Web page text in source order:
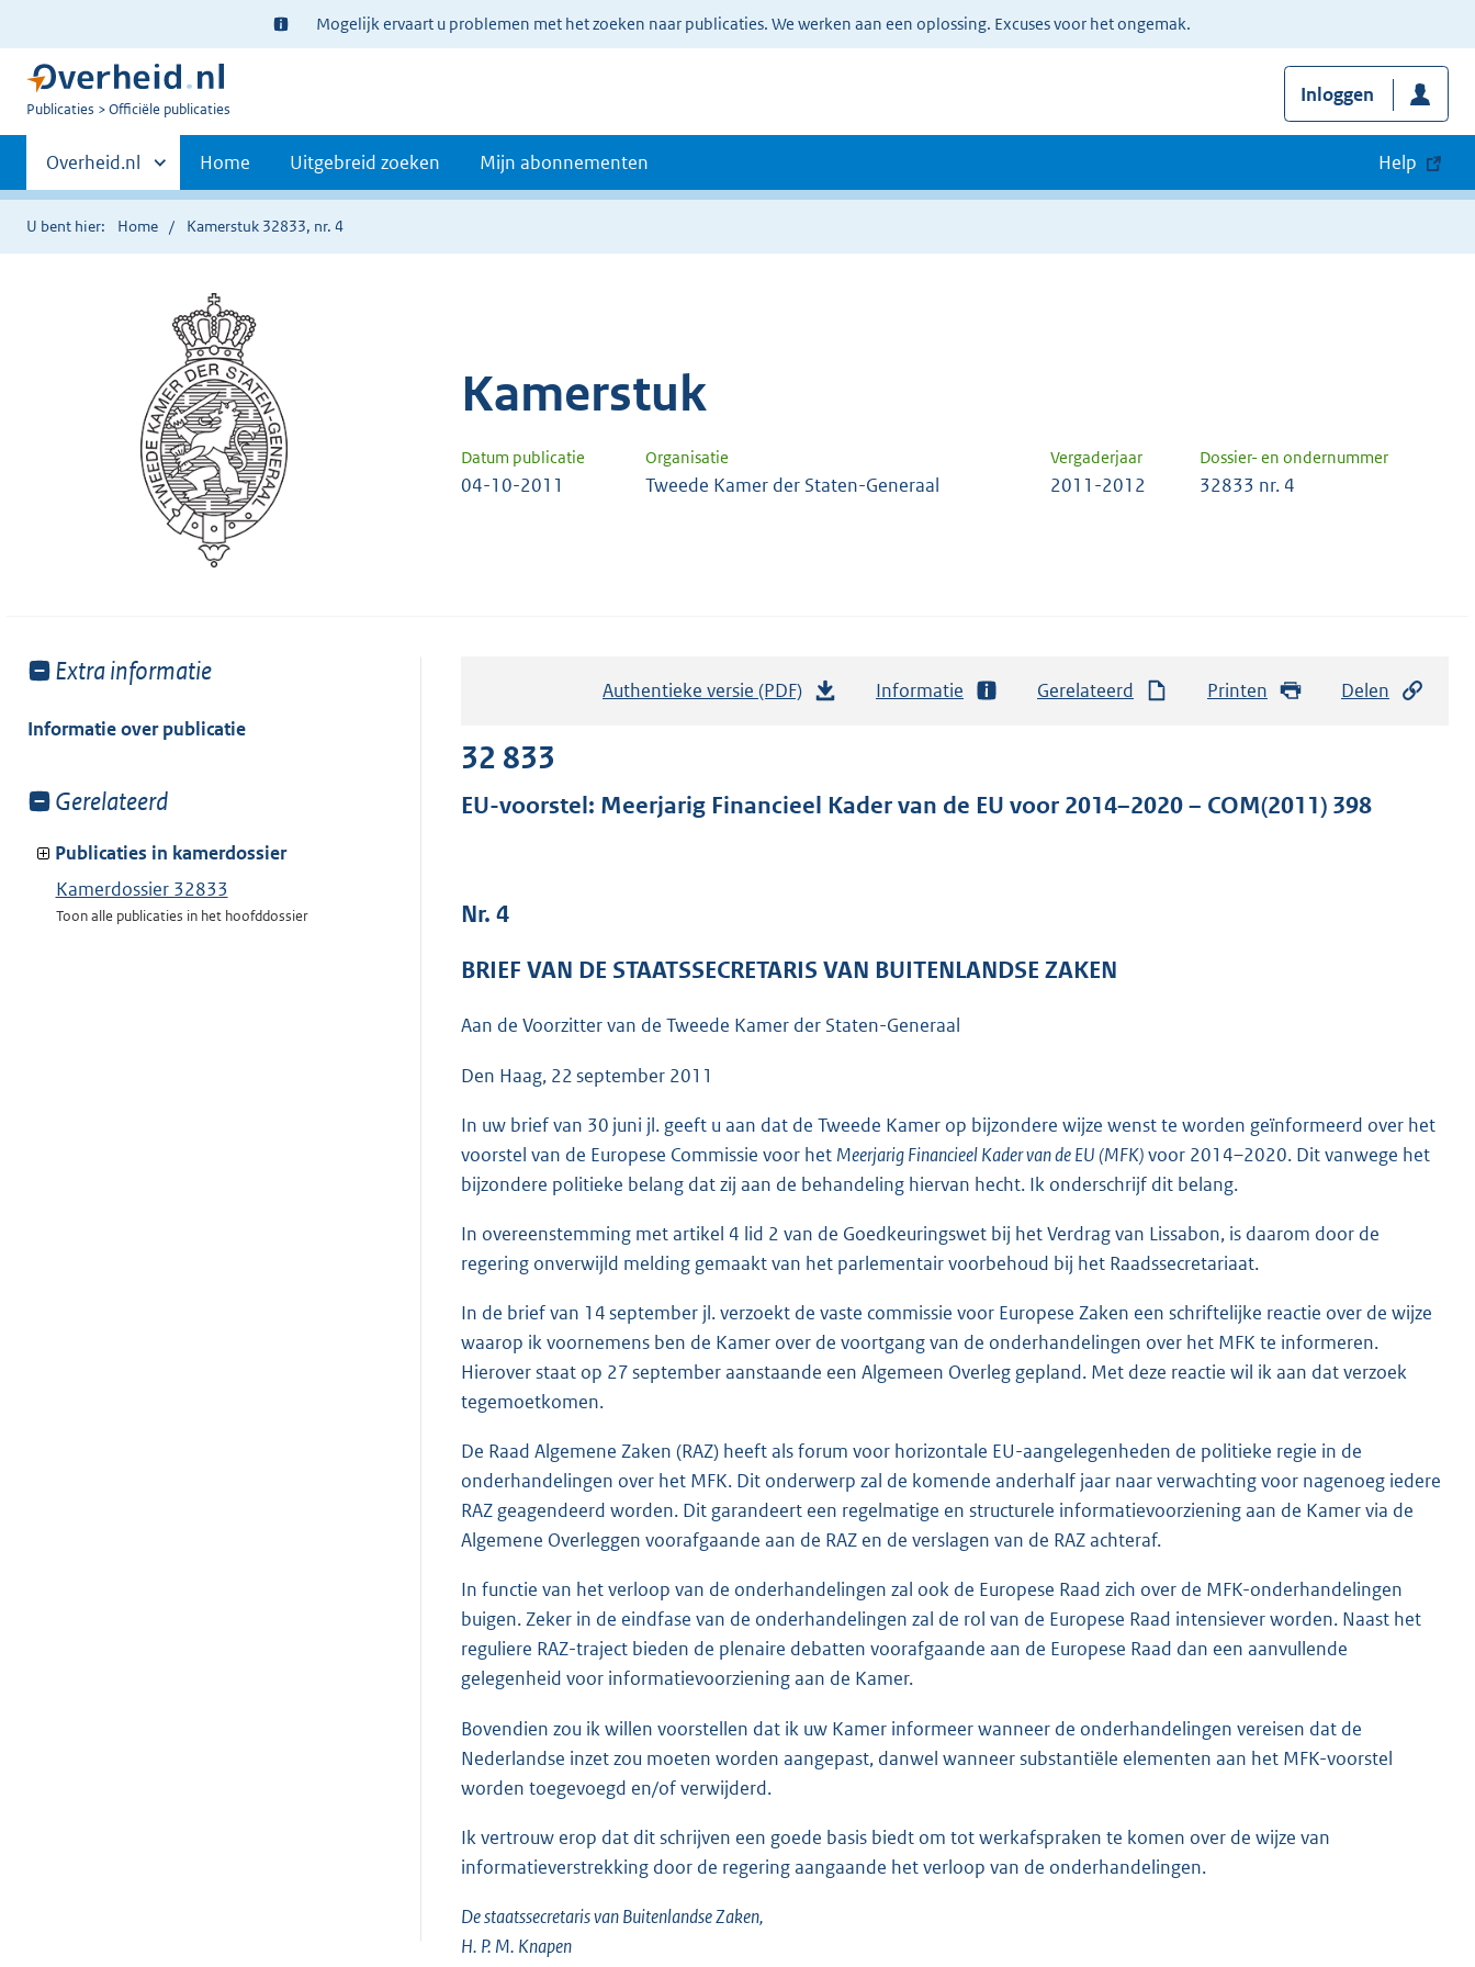
Ter
informatie:
Mogelijk ervaart u problemen met het zoeken naar publicaties. We werken aan een oplossing. Excuses voor het ongemak.
U
Publicaties Officiële publicaties
Inloggen
Primaire
navigatie
Andere
sites
binnen
Overheid.nl Home Uitgebreid zoeken Mijn abonnementen Help
U bent hier: Home Kamerstuk 32833, nr. 4
Kamerstuk
Datum publicatie Organisatie Vergaderjaar Dossier- en ondernummer
04-10-2011 Tweede Kamer der Staten-Generaal 2011-2012 32833 nr. 4
Toon
van:
Extra informatie
Informatie over publicatie
Toon
van:
Gerelateerd
Publicaties in kamerdossier
Kamerdossier 32833
Toon alle publicaties in het hoofddossier
Authentieke versie (PDF)
a
r
o
:
4
3
b
Informatie Gerelateerd Printen Delen
32 833
EU-voorstel: Meerjarig Financieel Kader van de EU voor 2014–2020 – COM(2011) 398
Nr. 4
BRIEF VAN DE STAATSSECRETARIS VAN BUITENLANDSE ZAKEN
Aan de Voorzitter van de Tweede Kamer der Staten-Generaal
Den Haag, 22 september 2011
In uw brief van 30 juni jl. geeft u aan dat de Tweede Kamer op bijzondere wijze wenst te worden geïnformeerd over het
voorstel van de Europese Commissie voor het Meerjarig Financieel Kader van de EU (MFK)voor 2014–2020. Dit vanwege het
bijzondere politieke belang dat zij aan de behandeling hiervan hecht. Ik onderschrijf dit belang.
In overeenstemming met artikel 4 lid 2 van de Goedkeuringswet bij het Verdrag van Lissabon, is daarom door de
regering onverwijld melding gemaakt van het parlementair voorbehoud bij het Raadssecretariaat.
In de brief van 14 september jl. verzoekt de vaste commissie voor Europese Zaken een schriftelijke reactie over de wijze
waarop ik voornemens ben de Kamer over de voortgang van de onderhandelingen over het MFK te informeren.
Hierover staat op 27 september aanstaande een Algemeen Overleg gepland. Met deze reactie wil ik aan dat verzoek
tegemoetkomen.
De Raad Algemene Zaken (RAZ) heeft als forum voor horizontale EU-aangelegenheden de politieke regie in de
onderhandelingen over het MFK. Dit onderwerp zal de komende anderhalf jaar naar verwachting voor nagenoeg iedere
RAZ geagendeerd worden. Dit garandeert een regelmatige en structurele informatievoorziening aan de Kamer via de
Algemene Overleggen voorafgaande aan de RAZ en de verslagen van de RAZ achteraf.
In functie van het verloop van de onderhandelingen zal ook de Europese Raad zich over de MFK-onderhandelingen
buigen. Zeker in de eindfase van de onderhandelingen zal de rol van de Europese Raad intensiever worden. Naast het
reguliere RAZ-traject bieden de plenaire debatten voorafgaande aan de Europese Raad dan een aanvullende
gelegenheid voor informatievoorziening aan de Kamer.
Bovendien zou ik willen voorstellen dat ik uw Kamer informeer wanneer de onderhandelingen vereisen dat de
Nederlandse inzet zou moeten worden aangepast, danwel wanneer substantiële elementen aan het MFK-voorstel
worden toegevoegd en/of verwijderd.
Ik vertrouw erop dat dit schrijven een goede basis biedt om tot werkafspraken te komen over de wijze van
informatieverstrekking door de regering aangaande het verloop van de onderhandelingen.
De staatssecretaris van Buitenlandse Zaken,
H. P. M. Knapen